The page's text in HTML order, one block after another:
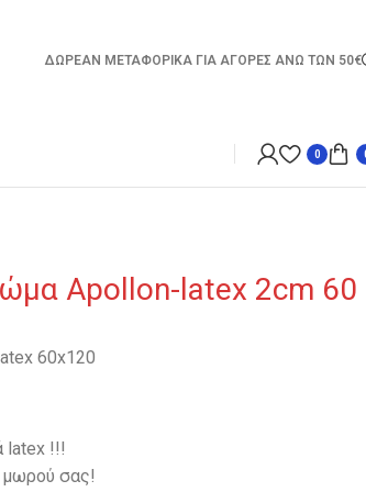
ΔΩΡΕΑΝ ΜΕΤΑΦΟΡΙΚΑ ΓΙΑ ΑΓΟΡΕΣ ΑΝΩ ΤΩΝ 50€
0
Apollon-latex 2cm 60
60x120
latex !!!
μωρού σας!